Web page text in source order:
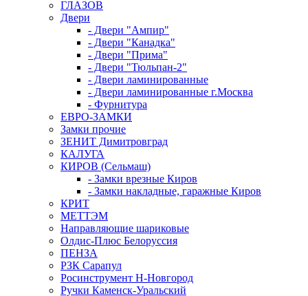
ГЛАЗОВ
Двери
- Двери "Ампир"
- Двери "Канадка"
- Двери "Прима"
- Двери "Тюльпан-2"
- Двери ламинированные
- Двери ламинированные г.Москва
- Фурнитура
ЕВРО-ЗАМКИ
Замки прочие
ЗЕНИТ Димитровград
КАЛУГА
КИРОВ (Сельмаш)
- Замки врезные Киров
- Замки накладные, гаражные Киров
КРИТ
МЕТТЭМ
Направляющие шариковые
Олдис-Плюс Белоруссия
ПЕНЗА
РЗК Сарапул
Росинструмент Н-Новгород
Ручки Каменск-Уральский